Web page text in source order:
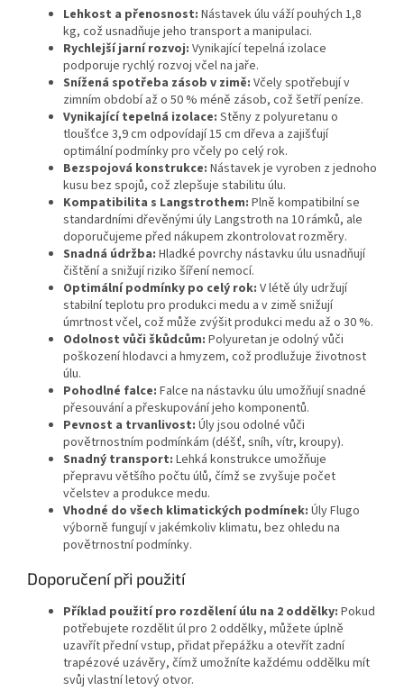
Lehkost a přenosnost: Nástavek úlu váží pouhých 1,8
kg, což usnadňuje jeho transport a manipulaci.
Rychlejší jarní rozvoj: Vynikající tepelná izolace
podporuje rychlý rozvoj včel na jaře.
Snížená spotřeba zásob v zimě: Včely spotřebují v
zimním období až o 50 % méně zásob, což šetří peníze.
Vynikající tepelná izolace: Stěny z polyuretanu o
tloušťce 3,9 cm odpovídají 15 cm dřeva a zajišťují
optimální podmínky pro včely po celý rok.
Bezspojová konstrukce: Nástavek je vyroben z jednoho
kusu bez spojů, což zlepšuje stabilitu úlu.
Kompatibilita s Langstrothem: Plně kompatibilní se
standardními dřevěnými úly Langstroth na 10 rámků, ale
doporučujeme před nákupem zkontrolovat rozměry.
Snadná údržba: Hladké povrchy nástavku úlu usnadňují
čištění a snižují riziko šíření nemocí.
Optimální podmínky po celý rok: V létě úly udržují
stabilní teplotu pro produkci medu a v zimě snižují
úmrtnost včel, což může zvýšit produkci medu až o 30 %.
Odolnost vůči škůdcům: Polyuretan je odolný vůči
poškození hlodavci a hmyzem, což prodlužuje životnost
úlu.
Pohodlné falce: Falce na nástavku úlu umožňují snadné
přesouvání a přeskupování jeho komponentů.
Pevnost a trvanlivost: Úly jsou odolné vůči
povětrnostním podmínkám (déšť, sníh, vítr, kroupy).
Snadný transport: Lehká konstrukce umožňuje
přepravu většího počtu úlů, čímž se zvyšuje počet
včelstev a produkce medu.
Vhodné do všech klimatických podmínek: Úly Flugo
výborně fungují v jakémkoliv klimatu, bez ohledu na
povětrnostní podmínky.
Doporučení při použití
Příklad použití pro rozdělení úlu na 2 oddělky: Pokud
potřebujete rozdělit úl pro 2 oddělky, můžete úplně
uzavřít přední vstup, přidat přepážku a otevřít zadní
trapézové uzávěry, čímž umožníte každému oddělku mít
svůj vlastní letový otvor.